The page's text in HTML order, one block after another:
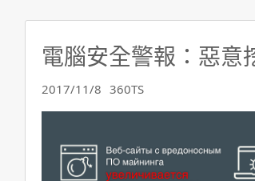
電腦安全警報：惡意
2017/11/8 360TS